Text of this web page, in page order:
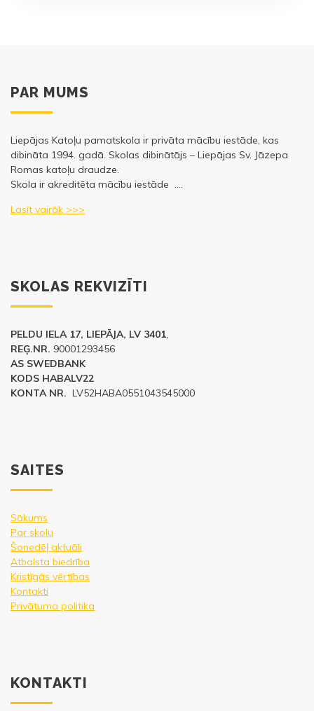
PAR MUMS
Liepājas Katoļu pamatskola ir privāta mācību iestāde, kas
dibināta 1994. gadā. Skolas dibinātājs – Liepājas Sv. Jāzepa
Romas katoļu draudze.
Skola ir akreditēta mācību iestāde ….
Lasīt vairāk >>>
SKOLAS REKVIZĪTI
PELDU IELA 17, LIEPĀJA, LV 3401,
REĢ.NR. 90001293456
AS SWEDBANK
KODS HABALV22
KONTA NR. LV52HABA0551043545000
SAITES
Sākums
Par skolu
Šonedēļ aktuāli
Atbalsta biedrība
Kristīgās vērtības
Kontakti
Privātuma politika
KONTAKTI